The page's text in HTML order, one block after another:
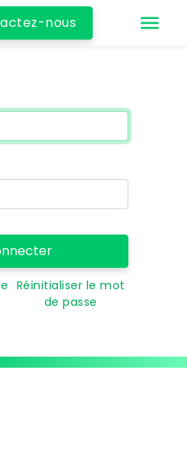
nous
Réinitialiser le mot
de passe